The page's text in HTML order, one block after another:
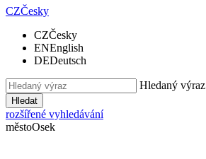
CZČesky
CZČesky
ENEnglish
DEDeutsch
Hledaný výraz
Hledat
rozšířené vyhledávání
městoOsek